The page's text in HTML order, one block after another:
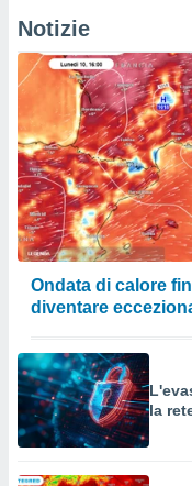
Notizie
Ondata di calore
diventare
la